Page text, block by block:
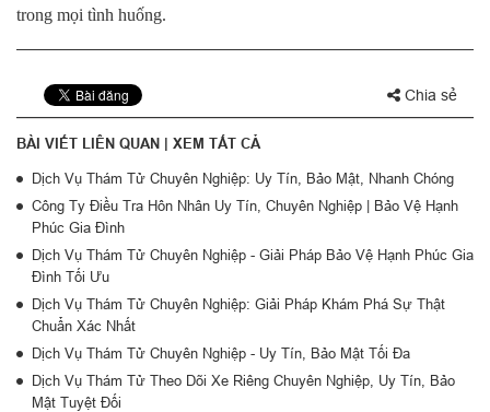
trong mọi tình huống.
Chia sẻ
BÀI VIẾT LIÊN QUAN | XEM TẤT CẢ
Dịch Vụ Thám Tử Chuyên Nghiệp: Uy Tín, Bảo Mật, Nhanh Chóng
Công Ty Điều Tra Hôn Nhân Uy Tín, Chuyên Nghiệp | Bảo Vệ Hạnh
Phúc Gia Đình
Dịch Vụ Thám Tử Chuyên Nghiệp - Giải Pháp Bảo Vệ Hạnh Phúc Gia
Đình Tối Ưu
Dịch Vụ Thám Tử Chuyên Nghiệp: Giải Pháp Khám Phá Sự Thật
Chuẩn Xác Nhất
Dịch Vụ Thám Tử Chuyên Nghiệp - Uy Tín, Bảo Mật Tối Đa
Dịch Vụ Thám Tử Theo Dõi Xe Riêng Chuyên Nghiệp, Uy Tín, Bảo
Mật Tuyệt Đối